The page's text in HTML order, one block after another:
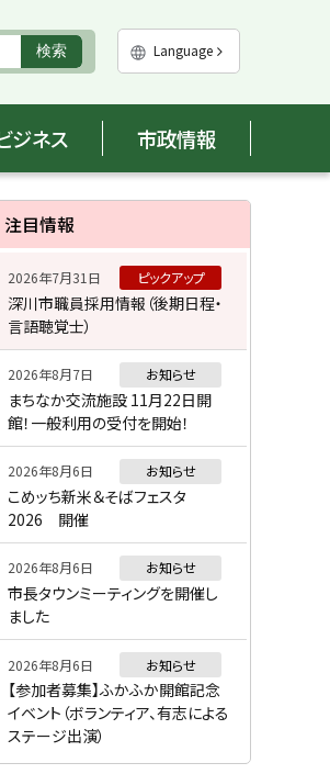
検索実
行
Language
ジネス 市政情報
サ
メ
ニ
ー
注目情報
2026年7月31日 ピックアップ
深川市職員採用情報（後期日程・
言語聴覚士）
2026年8月7日 お知らせ
まちなか交流施設 11月22日開
館！一般利用の受付を開始！
2026年8月6日 お知らせ
こめッち新米＆そばフェスタ
2026 開催
2026年8月6日 お知らせ
市長タウンミーティングを開催し
ました
2026年8月6日 お知らせ
【参加者募集】ふかふか開館記念
イベント（ボランティア、有志による
ステージ出演）